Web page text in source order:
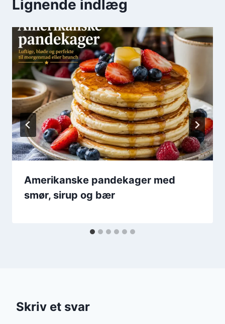
Lignende indlæg
Amerikanske pandekager med
smør, sirup og bær
Skriv et svar